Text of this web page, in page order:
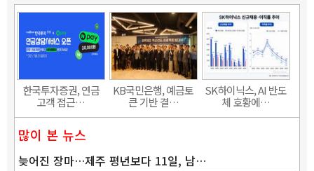
한국투자증권, 연금
고객 접근…
KB국민은행, 예금토
큰 기반 결…
SK하이닉스, AI 반도
체 호황에…
많이 본 뉴스
늦어진 장마…제주 평년보다 11일, 남…